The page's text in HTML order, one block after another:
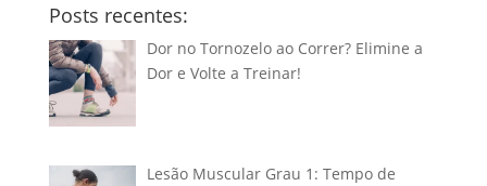
Posts recentes:
Dor no Tornozelo ao Correr? Elimine a
Dor e Volte a Treinar!
Lesão Muscular Grau 1: Tempo de